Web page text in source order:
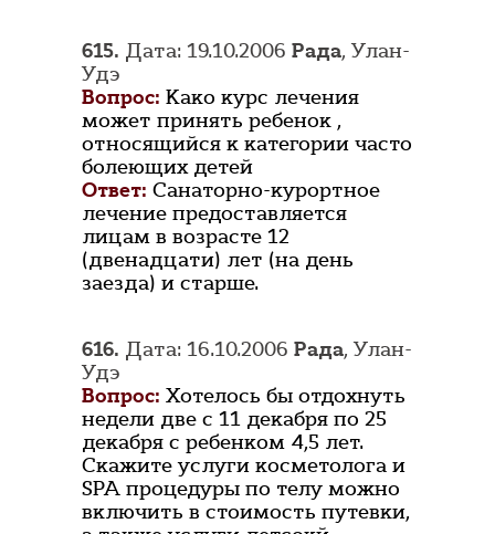
615. Дата: 19.10.2006 Рада, Улан-
Удэ
Вопрос: Како курс лечения
может принять ребенок ,
относящийся к категории часто
болеющих детей
Ответ: Санаторно-курортное
лечение предоставляется
лицам в возрасте 12
(двенадцати) лет (на день
заезда) и старше.
616. Дата: 16.10.2006 Рада, Улан-
Удэ
Вопрос: Хотелось бы отдохнуть
недели две с 11 декабря по 25
декабря с ребенком 4,5 лет.
Скажите услуги косметолога и
SPA процедуры по телу можно
включить в стоимость путевки,